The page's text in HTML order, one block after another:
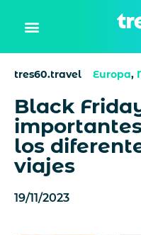
tres60.travel Europa,
Black
los
viajes
19/11/2023